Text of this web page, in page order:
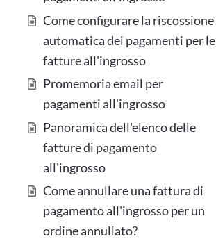
Come configurare la riscossione
automatica dei pagamenti per le
fatture all'ingrosso
Promemoria email per
pagamenti all'ingrosso
Panoramica dell'elenco delle
fatture di pagamento
all'ingrosso
Come annullare una fattura di
pagamento all'ingrosso per un
ordine annullato?